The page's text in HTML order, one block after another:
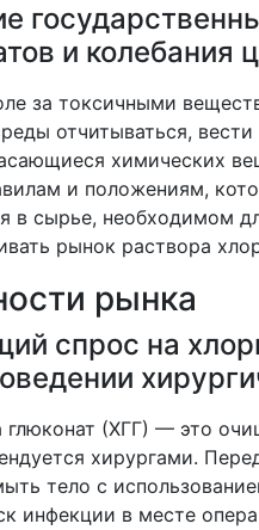
и колебания
за токсичными
отчитываться, вести
химических
и положениям,
в сырье, необходимом
рынок раствора
рынка
спрос на
глюконат (ХГГ) — это
хирургами.
тело с
инфекции в месте